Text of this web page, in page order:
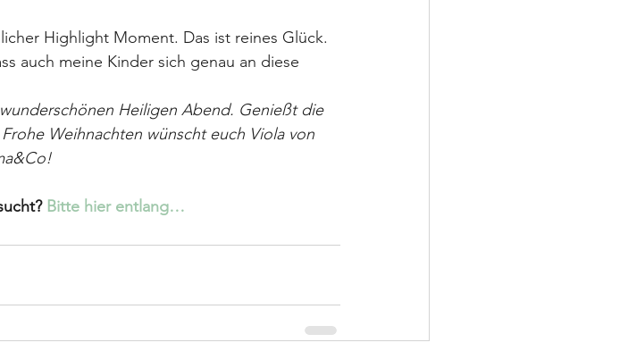
Highlight Moment. Das ist reines Glück.
auch meine Kinder sich genau an diese
Heiligen Abend. Genießt die
Weihnachten wünscht euch Viola von
Bitte hier entlang…